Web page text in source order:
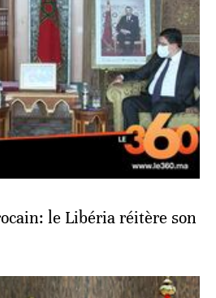
le Libéria réitère son